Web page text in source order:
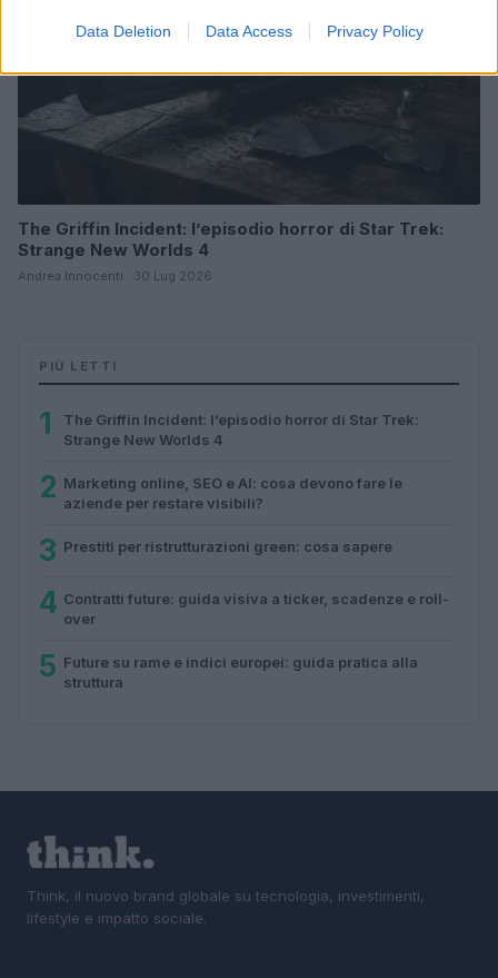
Data Deletion Data Access Privacy Policy
The Griffin Incident: l’episodio horror di Star Trek:
Strange New Worlds 4
Andrea Innocenti · 30 Lug 2026
PIÙ LETTI
1
The Griffin Incident: l’episodio horror di Star Trek:
Strange New Worlds 4
2 Marketing online, SEO e AI: cosa devono fare le
aziende per restare visibili?
3 Prestiti per ristrutturazioni green: cosa sapere
4 Contratti future: guida visiva a ticker, scadenze e roll-
over
5 Future su rame e indici europei: guida pratica alla
struttura
Think, il nuovo brand globale su tecnologia, investimenti,
lifestyle e impatto sociale.